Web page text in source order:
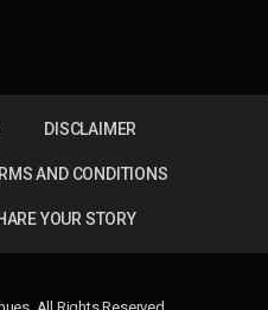
DISCLAIMER
AND CONDITIONS
YOUR STORY